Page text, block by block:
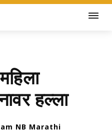
हल्ला
NB Marathi